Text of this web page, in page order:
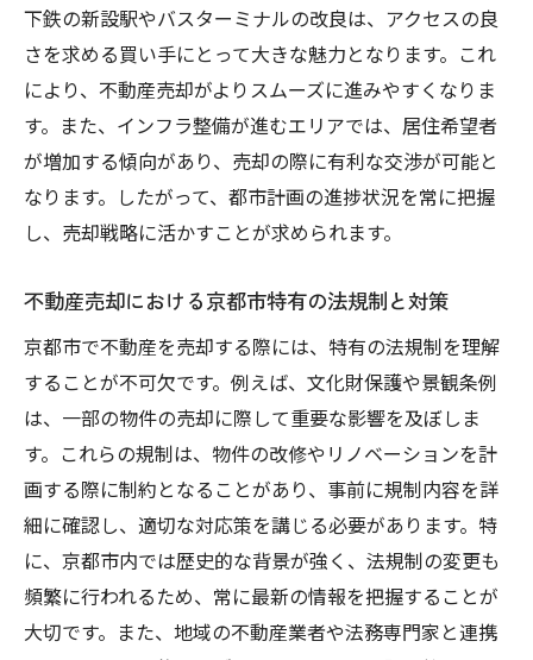
夏休みや冬休みのタイミングを意識した戦
略
季節限定のイベントが不動産市場に与える
影響
気候変動が不動産売却に与える新たな課題
季節の特性を活かしたプロモーション活動
買い手に与える第一印象を高めるための修繕計
費用を押さえつつも効果的な修繕箇所の選
内覧時に好印象を与えるための準備と工夫
修繕に関する法律と適切な手続きの理解
プロフェッショナルによるアドバイスの活
用
修繕後の物件価値向上を最大化するための
計画
下鉄の新設駅やバスターミナルの改良は、アクセスの良
さを求める買い手にとって大きな魅力となります。これ
により、不動産売却がよりスムーズに進みやすくなりま
す。また、インフラ整備が進むエリアでは、居住希望者
が増加する傾向があり、売却の際に有利な交渉が可能と
なります。したがって、都市計画の進捗状況を常に把握
し、売却戦略に活かすことが求められます。
不動産売却における京都市特有の法規制と対策
京都市で不動産を売却する際には、特有の法規制を理解
することが不可欠です。例えば、文化財保護や景観条例
は、一部の物件の売却に際して重要な影響を及ぼしま
す。これらの規制は、物件の改修やリノベーションを計
画する際に制約となることがあり、事前に規制内容を詳
細に確認し、適切な対応策を講じる必要があります。特
に、京都市内では歴史的な背景が強く、法規制の変更も
頻繁に行われるため、常に最新の情報を把握することが
大切です。また、地域の不動産業者や法務専門家と連携